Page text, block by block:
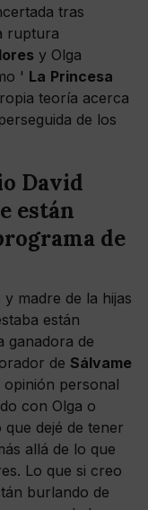
tras
ruptura
y Olga
' La Princesa
teoría acerca
de los
David
están
de
madre de la hijas
están
ganadora de
de Sálvame
opinión personal
con Olga o
dejé de tener
allá de lo que
Lo que si creo
burlando de